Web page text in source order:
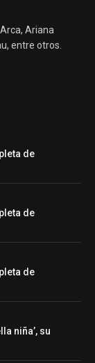
Ariana
entre otros.
de
de
de
niña’, su